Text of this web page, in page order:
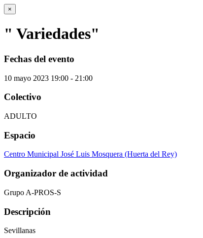
×
" Variedades"
Fechas del evento
10 mayo 2023 19:00 - 21:00
Colectivo
ADULTO
Espacio
Centro Municipal José Luis Mosquera (Huerta del Rey)
Organizador de actividad
Grupo A-PROS-S
Descripción
Sevillanas